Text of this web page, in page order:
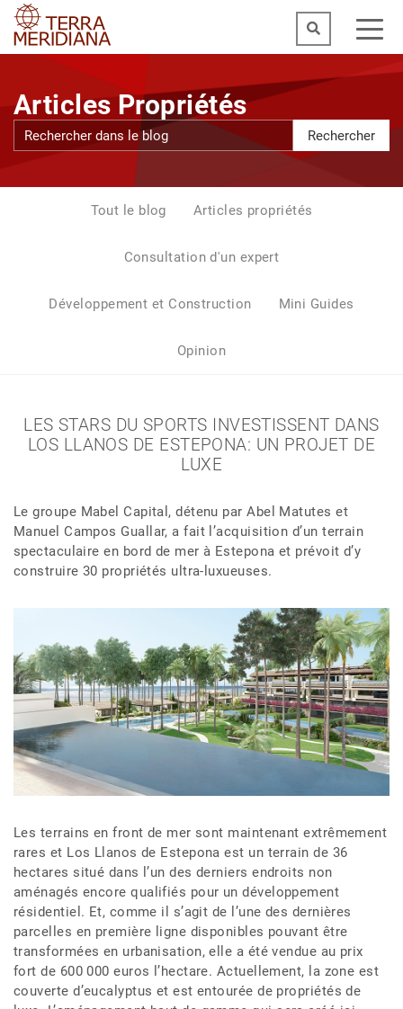
Articles Propriétés
Rechercher
Tout le blog Articles propriétés
Consultation d'un expert
Développement et Construction Mini Guides
Opinion
LES STARS DU SPORTS INVESTISSENT DANS
LOS LLANOS DE ESTEPONA: UN PROJET DE
LUXE
Le groupe Mabel Capital, détenu par Abel Matutes et
Manuel Campos Guallar, a fait l’acquisition d’un terrain
spectaculaire en bord de mer à Estepona et prévoit d’y
construire 30 propriétés ultra-luxueuses.
Les terrains en front de mer sont maintenant extrêmement
rares et Los Llanos de Estepona est un terrain de 36
hectares situé dans l’un des derniers endroits non
aménagés encore qualifiés pour un développement
résidentiel. Et, comme il s’agit de l’une des dernières
parcelles en première ligne disponibles pouvant être
transformées en urbanisation, elle a été vendue au prix
fort de 600 000 euros l’hectare. Actuellement, la zone est
couverte d’eucalyptus et est entourée de propriétés de